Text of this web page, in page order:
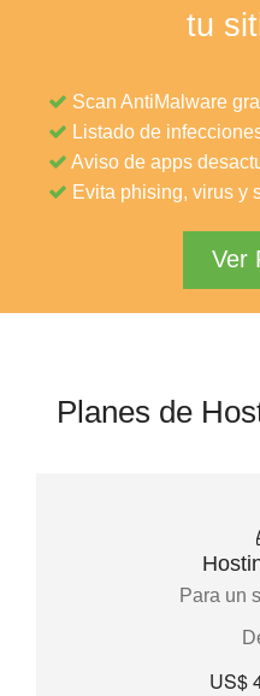
tu
Scan AntiMalware
Listado de
Aviso de apps
Evita phising, virus y
Ver
Planes de
Para un
US$